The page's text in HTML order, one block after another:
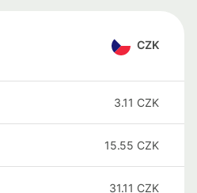
CZK
3.11 CZK
15.55 CZK
31.11 CZK